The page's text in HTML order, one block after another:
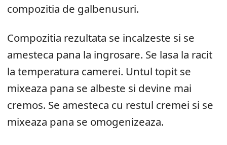
compozitia de galbenusuri.
Compozitia rezultata se incalzeste si se
amesteca pana la ingrosare. Se lasa la racit
la temperatura camerei. Untul topit se
mixeaza pana se albeste si devine mai
cremos. Se amesteca cu restul cremei si se
mixeaza pana se omogenizeaza.